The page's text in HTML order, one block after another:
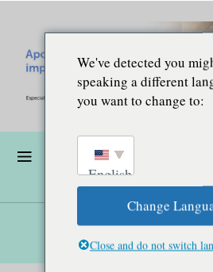
We've detected you
speaking a different
you want to change to:
English
Change
Close and do not switch